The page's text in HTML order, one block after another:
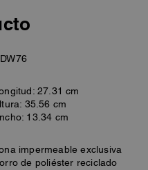
27.31 cm
35.56 cm
13.34 cm
impermeable exclusiva
de poliéster reciclado